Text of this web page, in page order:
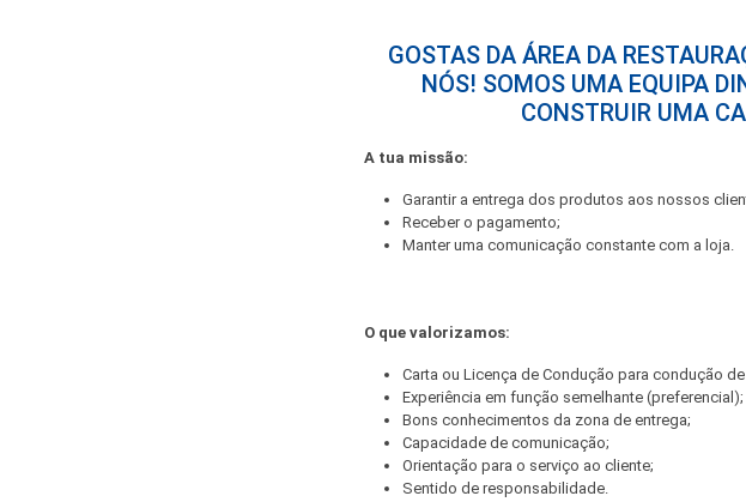
GOSTAS DA ÁREA DA
NÓS! SOMOS UMA EQUIPA
CONSTRUIR UMA
A tua missão:
Garantir a entrega dos produtos aos nossos
Receber o pagamento;
Manter uma comunicação constante com a loja.
O que valorizamos:
Carta ou Licença de Condução para condução
Experiência em função semelhante (preferencial);
Bons conhecimentos da zona de entrega;
Capacidade de comunicação;
Orientação para o serviço ao cliente;
Sentido de responsabilidade.